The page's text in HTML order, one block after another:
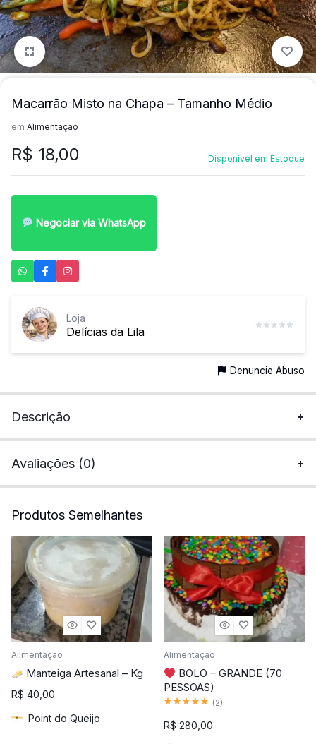
quem
mais
precisa!
precisa!
1/1
Macarrão Misto na Chapa – Tamanho Médio
em Alimentação
R$ 18,00 Disponível em Estoque
Negociar via WhatsApp
Delícias da Lila
Loja
Denuncie Abuso
Descrição
Avaliações (0)
Produtos Semelhantes
Alimentação
Manteiga Artesanal – Kg
R$ 40,00
Point do Queijo
Alimentação
BOLO – GRANDE (70
PESSOAS)
Classificado como
(2)
R$ 280,00